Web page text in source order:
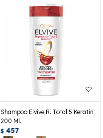
Shampoo Elvive R. Total 5 Keratin
200 Ml.
$ 457